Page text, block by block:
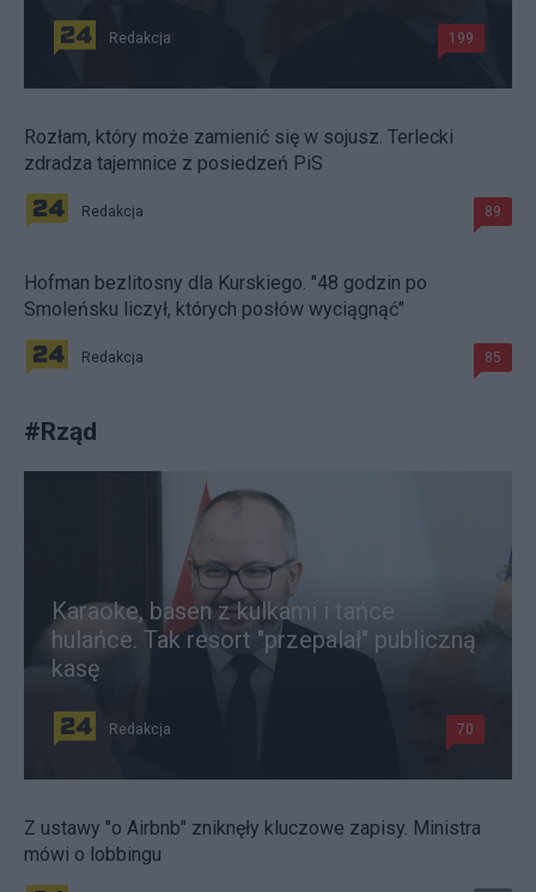
Redakcja 199
Rozłam, który może zamienić się w sojusz. Terlecki
zdradza tajemnice z posiedzeń PiS
Redakcja 89
Hofman bezlitosny dla Kurskiego. "48 godzin po
Smoleńsku liczył, których posłów wyciągnąć"
Redakcja 85
#Rząd
Karaoke, basen z kulkami i tańce
hulańce. Tak resort "przepalał" publiczną
kasę
Redakcja 70
Z ustawy "o Airbnb" zniknęły kluczowe zapisy. Ministra
mówi o lobbingu